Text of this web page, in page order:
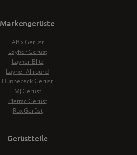
Markengerüste
Alfix Gerüst
Layher Gerüst
Layher Blitz
Layher Allround
Hünnebeck Gerüst
MJ Gerüst
Plettac Gerüst
Rux Gerüst
Gerüstteile